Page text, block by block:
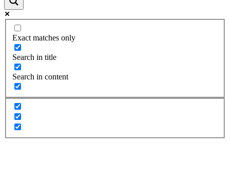
Exact matches only
Search in title
Search in content